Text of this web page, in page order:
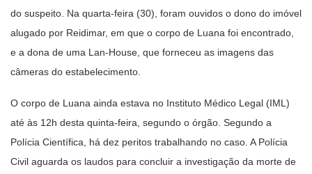
do suspeito. Na quarta-feira (30), foram ouvidos o dono do imóvel
alugado por Reidimar, em que o corpo de Luana foi encontrado,
e a dona de uma Lan-House, que forneceu as imagens das
câmeras do estabelecimento.
O corpo de Luana ainda estava no Instituto Médico Legal (IML)
até às 12h desta quinta-feira, segundo o órgão. Segundo a
Polícia Científica, há dez peritos trabalhando no caso. A Polícia
Civil aguarda os laudos para concluir a investigação da morte de